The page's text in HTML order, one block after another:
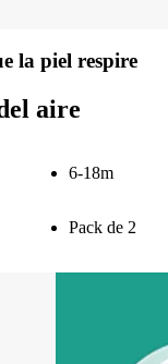
la piel respire
aire
6-18m
Pack de 2